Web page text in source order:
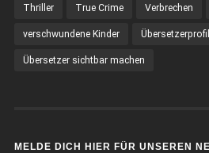
Thriller True Crime Verbrechen
verschwundene Kinder
Übersetzer sichtbar machen
MELDE DICH HIER FÜR UNSEREN